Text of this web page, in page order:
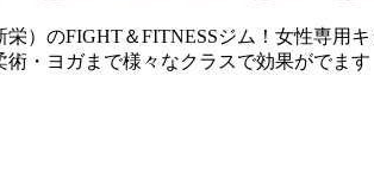
）のFIGHT＆FITNESSジム！女性専
・ヨガまで様々なクラスで効果がでます